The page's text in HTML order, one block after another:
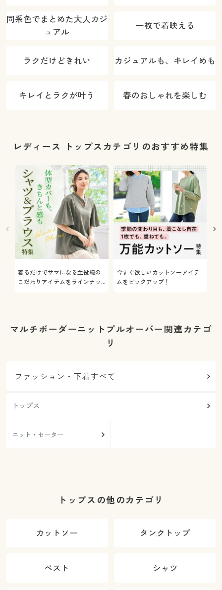
同系色でまとめた大人カジ
ュアル
一枚で着映える
ラクだけどきれい カジュアルも、キレイめも
キレイとラクが叶う 春のおしゃれを楽しむ
レディース トップスカテゴリのおすすめ特集
着るだけでサマになる主役級の
こだわりアイテムをラインナッ
今すぐ欲しいカットソーアイテ
ムをピックアップ！
マルチボーダーニットプルオーバー関連カテゴ
リ
ファッション・下着すべて
トップス
ニット・セーター
トップスの他のカテゴリ
カットソー タンクトップ
ベスト シャツ